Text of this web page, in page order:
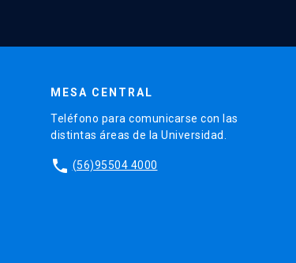
MESA CENTRAL
Teléfono para comunicarse con las
distintas áreas de la Universidad.
phone (56)95504 4000